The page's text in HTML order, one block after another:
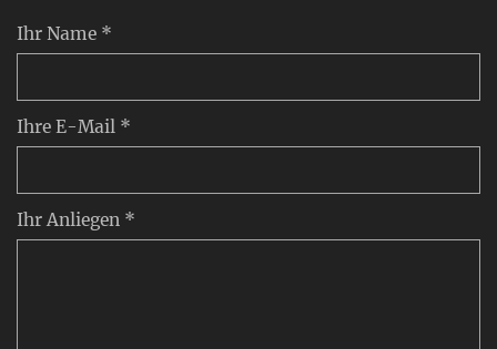
Ihr Name *
Ihre E-Mail *
Ihr Anliegen *